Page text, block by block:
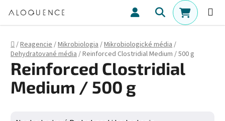
Hľadať
Domov
/Reagencie/Mikrobiologia/Mikrobiologické média/
Dehydratované média/Reinforced Clostridial Medium / 500 g
Reinforced Clostridial
Medium / 500 g